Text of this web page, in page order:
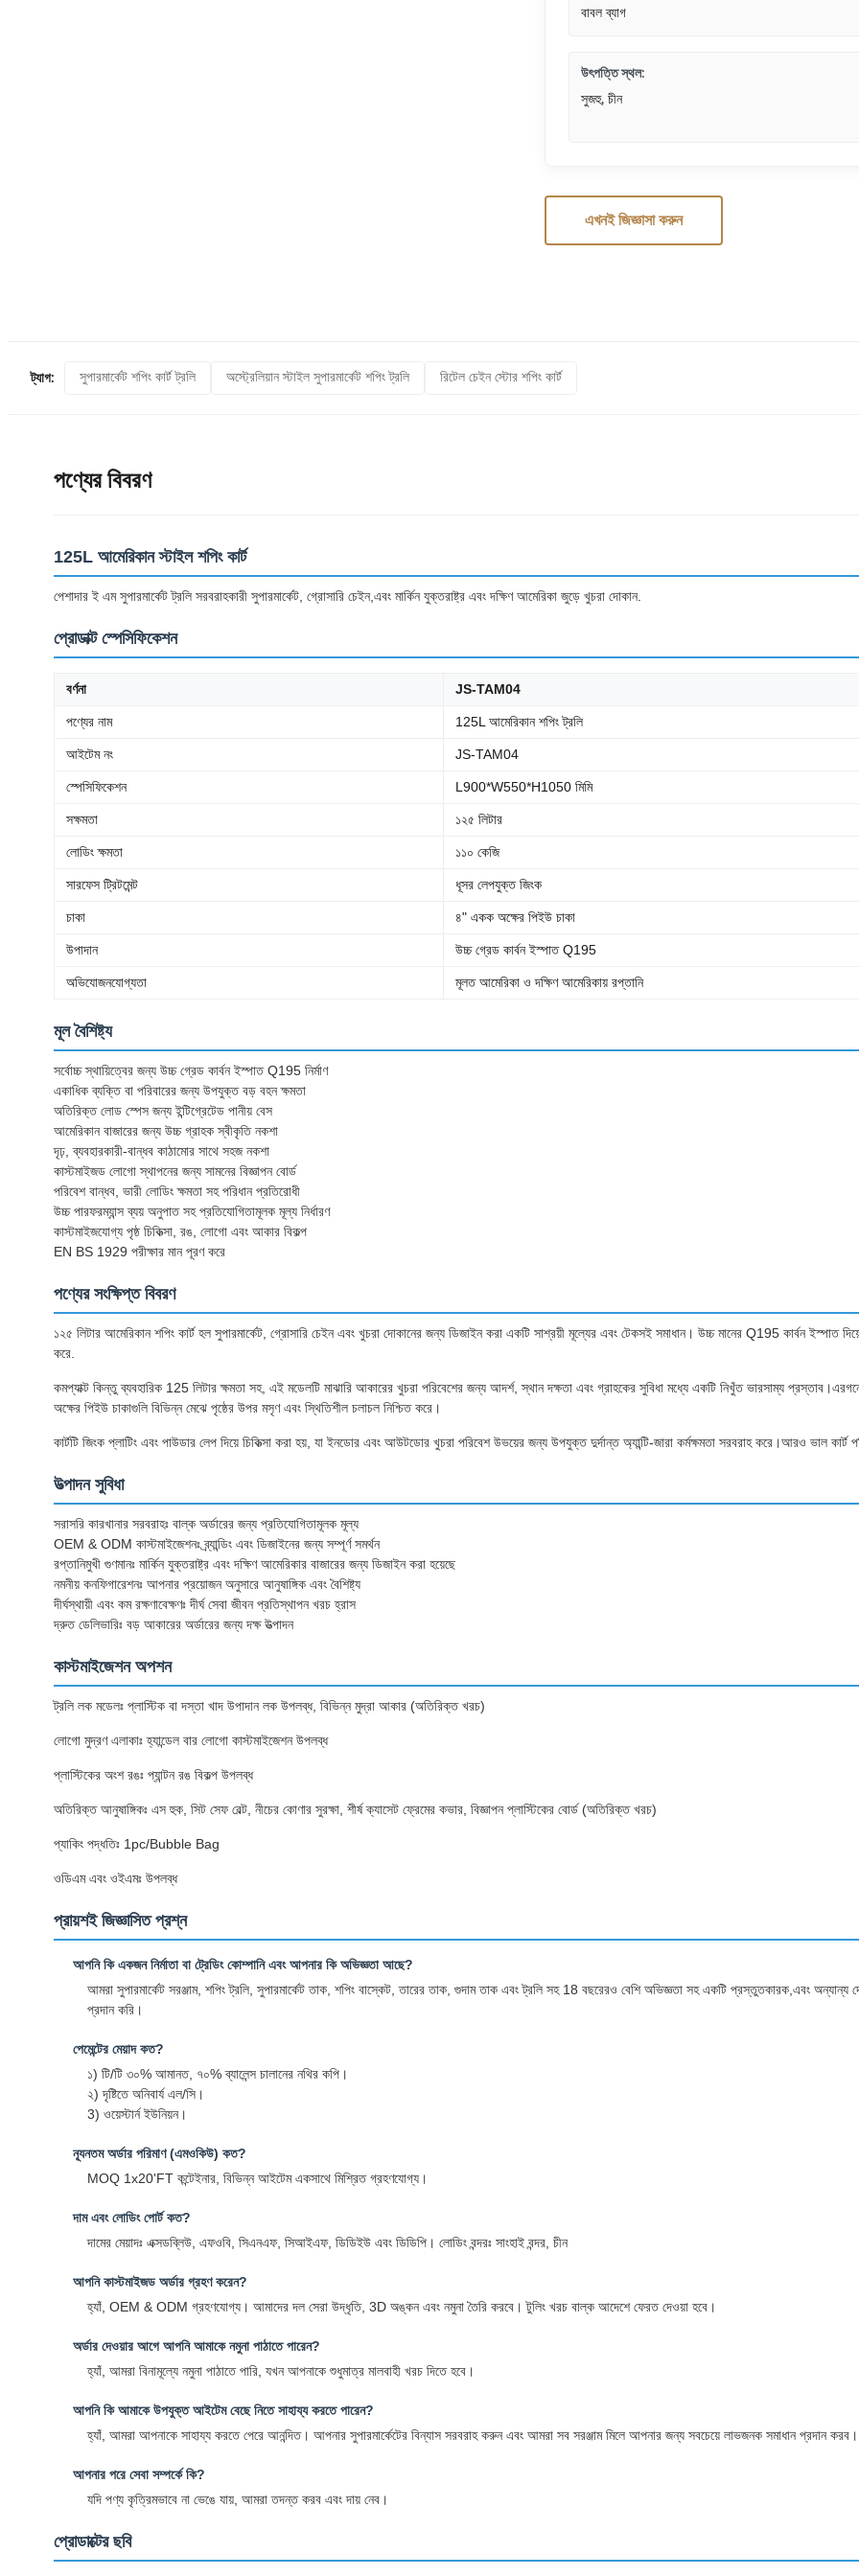
বাবল ব্যাগ
উৎপত্তি স্থল:
সুজহু, চীন
এখনই জিজ্ঞাসা করুন
ট্যাগ: সুপারমার্কেট শপিং কার্ট ট্রলি অস্ট্রেলিয়ান স্টাইল সুপারমার্কেট শপিং ট্রলি রিটেল চেইন স্টোর শপিং কার্ট
পণ্যের বিবরণ
125L আমেরিকান স্টাইল শপিং কার্ট
পেশাদার ই এম সুপারমার্কেট ট্রলি সরবরাহকারী সুপারমার্কেট, গ্রোসারি চেইন,এবং মার্কিন যুক্তরাষ্ট্র এবং দক্ষিণ আমেরিকা জুড়ে খুচরা দোকান.
প্রোডাক্ট স্পেসিফিকেশন
বর্ণনা JS-TAM04
পণ্যের নাম 125L আমেরিকান শপিং ট্রলি
আইটেম নং JS-TAM04
স্পেসিফিকেশন L900*W550*H1050 মিমি
সক্ষমতা ১২৫ লিটার
লোডিং ক্ষমতা ১১০ কেজি
সারফেস ট্রিটমেন্ট ধূসর লেপযুক্ত জিংক
চাকা ৪" একক অক্ষের পিইউ চাকা
উপাদান উচ্চ গ্রেড কার্বন ইস্পাত Q195
অভিযোজনযোগ্যতা মূলত আমেরিকা ও দক্ষিণ আমেরিকায় রপ্তানি
মূল বৈশিষ্ট্য
সর্বোচ্চ স্থায়িত্বের জন্য উচ্চ গ্রেড কার্বন ইস্পাত Q195 নির্মাণ
একাধিক ব্যক্তি বা পরিবারের জন্য উপযুক্ত বড় বহন ক্ষমতা
অতিরিক্ত লোড স্পেস জন্য ইন্টিগ্রেটেড পানীয় বেস
আমেরিকান বাজারের জন্য উচ্চ গ্রাহক স্বীকৃতি নকশা
দৃঢ়, ব্যবহারকারী-বান্ধব কাঠামোর সাথে সহজ নকশা
কাস্টমাইজড লোগো স্থাপনের জন্য সামনের বিজ্ঞাপন বোর্ড
পরিবেশ বান্ধব, ভারী লোডিং ক্ষমতা সহ পরিধান প্রতিরোধী
উচ্চ পারফরম্যান্স ব্যয় অনুপাত সহ প্রতিযোগিতামূলক মূল্য নির্ধারণ
কাস্টমাইজযোগ্য পৃষ্ঠ চিকিত্সা, রঙ, লোগো এবং আকার বিকল্প
EN BS 1929 পরীক্ষার মান পূরণ করে
পণ্যের সংক্ষিপ্ত বিবরণ
১২৫ লিটার আমেরিকান শপিং কার্ট হল সুপারমার্কেট, গ্রোসারি চেইন এবং খুচরা দোকানের জন্য ডিজাইন করা একটি সাশ্রয়ী মূল্যের এবং টেকসই সমাধান। উচ্চ মানের Q195 কার্বন ইস্পাত দিয়ে
করে.
কমপ্যাক্ট কিন্তু ব্যবহারিক 125 লিটার ক্ষমতা সহ, এই মডেলটি মাঝারি আকারের খুচরা পরিবেশের জন্য আদর্শ, স্থান দক্ষতা এবং গ্রাহকের সুবিধা মধ্যে একটি নিখুঁত ভারসাম্য
অক্ষের পিইউ চাকাগুলি বিভিন্ন মেঝে পৃষ্ঠের উপর মসৃণ এবং স্থিতিশীল চলাচল নিশ্চিত করে।
কার্টটি জিংক প্লাটিং এবং পাউডার লেপ দিয়ে চিকিত্সা করা হয়, যা ইনডোর এবং আউটডোর খুচরা পরিবেশ উভয়ের জন্য উপযুক্ত দুর্দান্ত অ্যান্টি-জারা কর্মক্ষমতা সরবরাহ করে।আরও ভাল
উত্পাদন সুবিধা
সরাসরি কারখানার সরবরাহঃ বাল্ক অর্ডারের জন্য প্রতিযোগিতামূলক মূল্য
OEM & ODM কাস্টমাইজেশনঃ ব্র্যান্ডিং এবং ডিজাইনের জন্য সম্পূর্ণ সমর্থন
রপ্তানিমুখী গুণমানঃ মার্কিন যুক্তরাষ্ট্র এবং দক্ষিণ আমেরিকার বাজারের জন্য ডিজাইন করা হয়েছে
নমনীয় কনফিগারেশনঃ আপনার প্রয়োজন অনুসারে আনুষাঙ্গিক এবং বৈশিষ্ট্য
দীর্ঘস্থায়ী এবং কম রক্ষণাবেক্ষণঃ দীর্ঘ সেবা জীবন প্রতিস্থাপন খরচ হ্রাস
দ্রুত ডেলিভারিঃ বড় আকারের অর্ডারের জন্য দক্ষ উত্পাদন
কাস্টমাইজেশন অপশন
ট্রলি লক মডেলঃ প্লাস্টিক বা দস্তা খাদ উপাদান লক উপলব্ধ, বিভিন্ন মুদ্রা আকার (অতিরিক্ত খরচ)
লোগো মুদ্রণ এলাকাঃ হ্যান্ডেল বার লোগো কাস্টমাইজেশন উপলব্ধ
প্লাস্টিকের অংশ রঙঃ প্যান্টন রঙ বিকল্প উপলব্ধ
অতিরিক্ত আনুষাঙ্গিকঃ এস হুক, সিট সেফ বেল্ট, নীচের কোণার সুরক্ষা, শীর্ষ ক্যাসেট ফ্রেমের কভার, বিজ্ঞাপন প্লাস্টিকের বোর্ড (অতিরিক্ত খরচ)
প্যাকিং পদ্ধতিঃ 1pc/Bubble Bag
ওডিএম এবং ওইএমঃ উপলব্ধ
প্রায়শই জিজ্ঞাসিত প্রশ্ন
আপনি কি একজন নির্মাতা বা ট্রেডিং কোম্পানি এবং আপনার কি অভিজ্ঞতা আছে?
আমরা সুপারমার্কেট সরঞ্জাম, শপিং ট্রলি, সুপারমার্কেট তাক, শপিং বাস্কেট, তারের তাক, গুদাম তাক এবং ট্রলি সহ 18 বছরেরও বেশি অভিজ্ঞতা সহ একটি প্রস্তুতকারক,এবং
প্রদান করি।
পেমেন্টের মেয়াদ কত?
১) টি/টি ৩০% আমানত, ৭০% ব্যালেন্স চালানের নথির কপি।
২) দৃষ্টিতে অনিবার্য এল/সি।
3) ওয়েস্টার্ন ইউনিয়ন।
ন্যূনতম অর্ডার পরিমাণ (এমওকিউ) কত?
MOQ 1x20'FT কন্টেইনার, বিভিন্ন আইটেম একসাথে মিশ্রিত গ্রহণযোগ্য।
দাম এবং লোডিং পোর্ট কত?
দামের মেয়াদঃ এক্সডব্লিউ, এফওবি, সিএনএফ, সিআইএফ, ডিডিইউ এবং ডিডিপি। লোডিং বন্দরঃ সাংহাই বন্দর, চীন
আপনি কাস্টমাইজড অর্ডার গ্রহণ করেন?
হ্যাঁ, OEM & ODM গ্রহণযোগ্য। আমাদের দল সেরা উদ্ধৃতি, 3D অঙ্কন এবং নমুনা তৈরি করবে। টুলিং খরচ বাল্ক আদেশে ফেরত দেওয়া হবে।
অর্ডার দেওয়ার আগে আপনি আমাকে নমুনা পাঠাতে পারেন?
হ্যাঁ, আমরা বিনামূল্যে নমুনা পাঠাতে পারি, যখন আপনাকে শুধুমাত্র মালবাহী খরচ দিতে হবে।
আপনি কি আমাকে উপযুক্ত আইটেম বেছে নিতে সাহায্য করতে পারেন?
হ্যাঁ, আমরা আপনাকে সাহায্য করতে পেরে আনন্দিত। আপনার সুপারমার্কেটের বিন্যাস সরবরাহ করুন এবং আমরা সব সরঞ্জাম মিলে আপনার জন্য সবচেয়ে লাভজনক সমাধান প্রদান করব।
আপনার পরে সেবা সম্পর্কে কি?
যদি পণ্য কৃত্রিমভাবে না ভেঙে যায়, আমরা তদন্ত করব এবং দায় নেব।
প্রোডাক্টের ছবি